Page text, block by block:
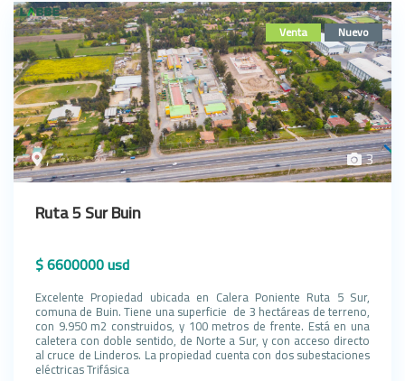
Venta Nuevo
, 3
Ruta 5 Sur Buin
$ 6600000 usd
Excelente Propiedad ubicada en Calera Poniente Ruta 5 Sur,
comuna de Buin. Tiene una superficie de 3 hectáreas de terreno,
con 9.950 m2 construidos, y 100 metros de frente. Está en una
caletera con doble sentido, de Norte a Sur, y con acceso directo
al cruce de Linderos. La propiedad cuenta con dos subestaciones
eléctricas Trifásica